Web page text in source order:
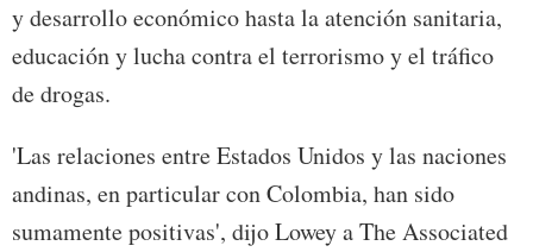
y desarrollo económico hasta la atención sanitaria,
educación y lucha contra el terrorismo y el tráfico
de drogas.
'Las relaciones entre Estados Unidos y las naciones
andinas, en particular con Colombia, han sido
sumamente positivas', dijo Lowey a The Associated